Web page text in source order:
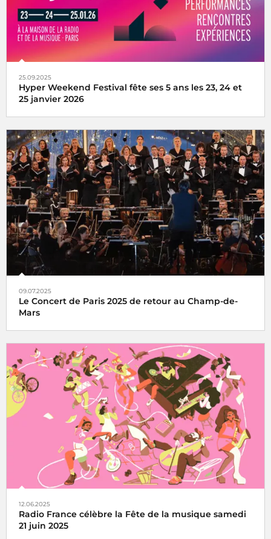
25.09.2025
Hyper Weekend Festival fête ses 5 ans les 23, 24 et
25 janvier 2026
l'Hyper Weekend Festival vous donne rendez-vous à la
Maison de la Radio et de la Musique les 23, 24 et 25 janvier
2026
09.07.2025
Le Concert de Paris 2025 de retour au Champ-de-
Mars
Le Concert de Paris du 14 juillet revient au pied de la Tour
Eiffel toujours en direct sur France Inter, France 2 et dans
le monde entier
12.06.2025
Radio France célèbre la Fête de la musique samedi
21 juin 2025